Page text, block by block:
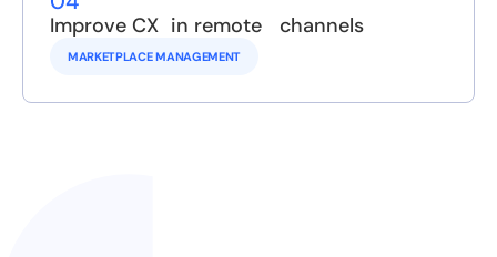
Improve CX in remote channels
MARKETPLACE MANAGEMENT